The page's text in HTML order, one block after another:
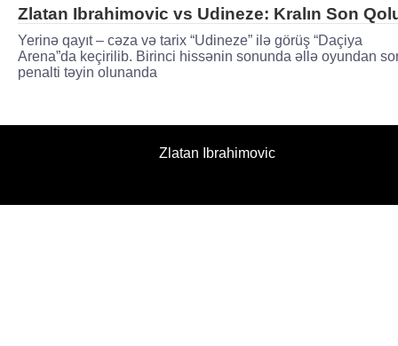
Zlatan Ibrahimovic vs Udineze: Kralın Son
Yerinə qayıt – cəza və tarix “Udineze” ilə görüş “Daçiya
Arena”da keçirilib. Birinci hissənin sonunda əllə oyundan
penalti təyin olunanda
Zlatan Ibrahimovic